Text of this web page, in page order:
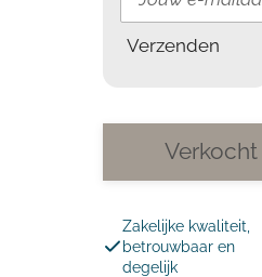
Verzenden
Verkocht
Zakelijke kwaliteit,
betrouwbaar en
degelijk